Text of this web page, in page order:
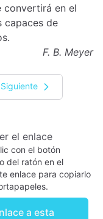
convertirá en el
capaces de
F. B. Meyer
Siguiente
el enlace
con el botón
del ratón en el
enlace para copiarlo
a esta